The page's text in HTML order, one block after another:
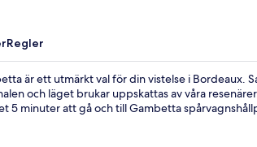
Regler
är ett utmärkt val för din vistelse i Bordeaux.
och läget brukar uppskattas av våra
5 minuter att gå och till Gambetta